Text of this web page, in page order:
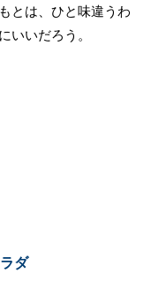
とは、ひと味違うわ
いいだろう。
ダ